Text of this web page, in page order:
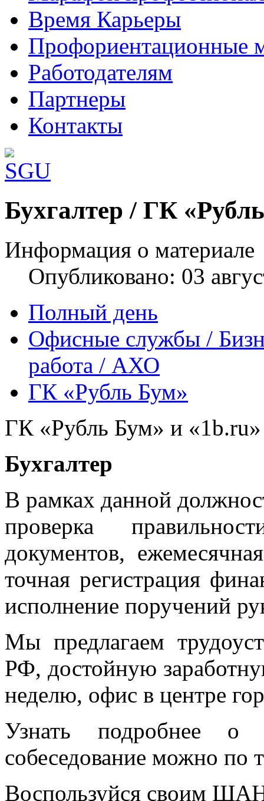
Время Карьеры
Профориентационные
Работодателям
Партнеры
Контакты
Шаблоны Joomla 3 здесь: http://www.joomla3x.ru/joomla3-
Бухгалтер / ГК
Информация о материале
Опубликовано: 03
Полный день
Офисные службы /
работа / АХО
ГК «Рубль Бум»
ГК «Рубль Бум» и «1b.ru»
Бухгалтер
В рамках данной
проверка
документов,
точная регистрация
исполнение поручений
Мы предлагаем
РФ, достойную
неделю, офис в центре
Узнать подробнее о
собеседование можно по
Воспользуйся своим